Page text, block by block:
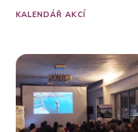
KALENDÁŘ AKCÍ